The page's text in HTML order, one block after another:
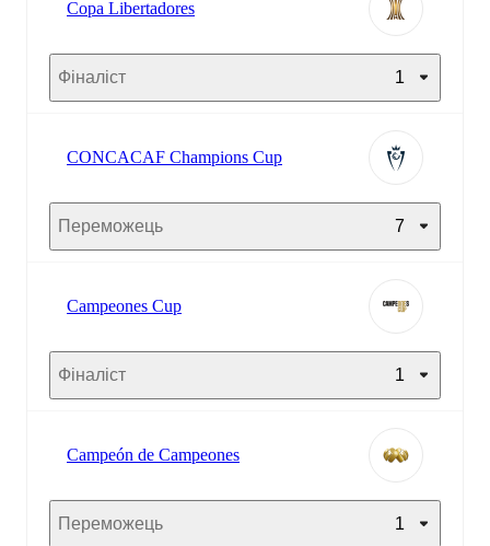
Copa Libertadores
Фіналіст 1
CONCACAF Champions Cup
Переможець 7
Campeones Cup
Фіналіст 1
Campeón de Campeones
Переможець 1